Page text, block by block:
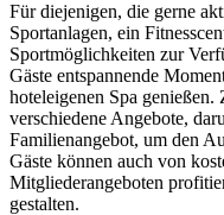
Für diejenigen, die gerne
Sportanlagen, ein
Sportmöglichkeiten zur
Gäste entspannende
hoteleigenen Spa genießen.
verschiedene Angebote,
Familienangebot, um den
Gäste können auch von
Mitgliederangeboten
gestalten.